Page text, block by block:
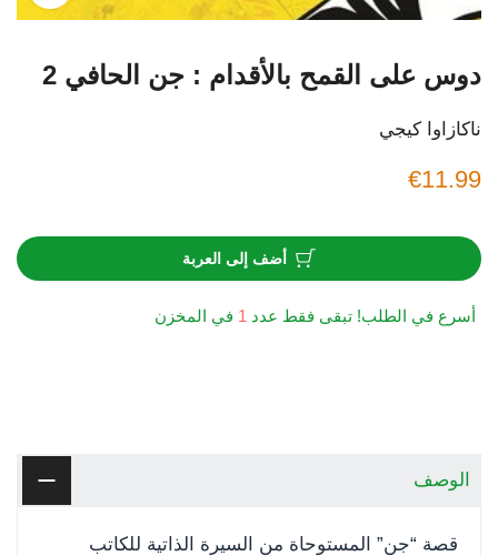
دوس على القمح بالأقدام : جن الحافي 2
ناكازاوا كيجي
€11.99
أضف إلى العربة
أسرع في الطلب! تبقى فقط عدد 1 في المخزن
الوصف
قصة “جن” المستوحاة من السيرة الذاتية للكاتب